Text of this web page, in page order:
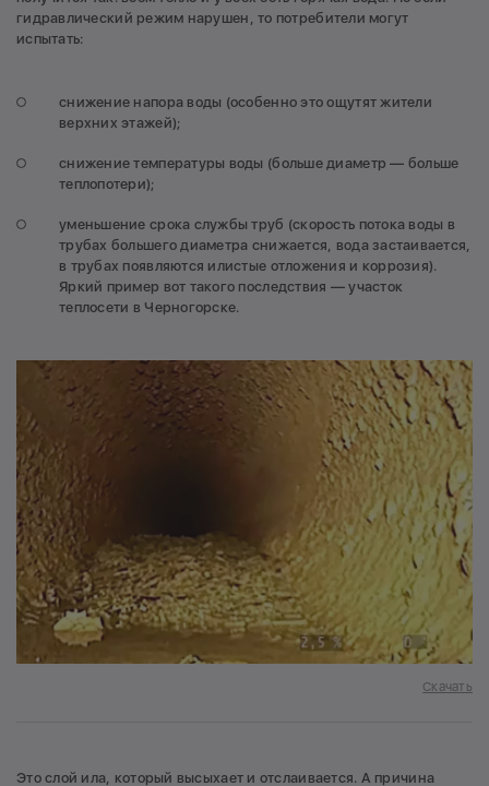
гидравлический режим нарушен, то потребители могут
испытать:
снижение напора воды (особенно это ощутят жители
верхних этажей);
снижение температуры воды (больше диаметр — больше
теплопотери);
уменьшение срока службы труб (скорость потока воды в
трубах большего диаметра снижается, вода застаивается,
в трубах появляются илистые отложения и коррозия).
Яркий пример вот такого последствия — участок
теплосети в Черногорске.
Скачать
Это слой ила, который высыхает и отслаивается. А причина